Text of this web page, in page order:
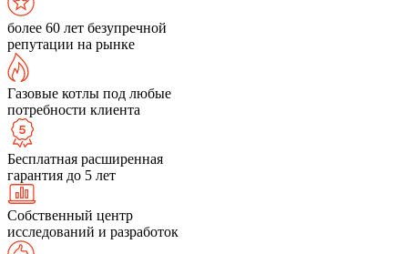
более 60 лет безупречной
репутации на рынке
Газовые котлы под любые
потребности клиента
Бесплатная расширенная
гарантия до 5 лет
Собственный центр
исследований и разработок